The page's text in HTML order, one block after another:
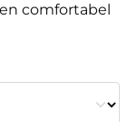
comfortabel